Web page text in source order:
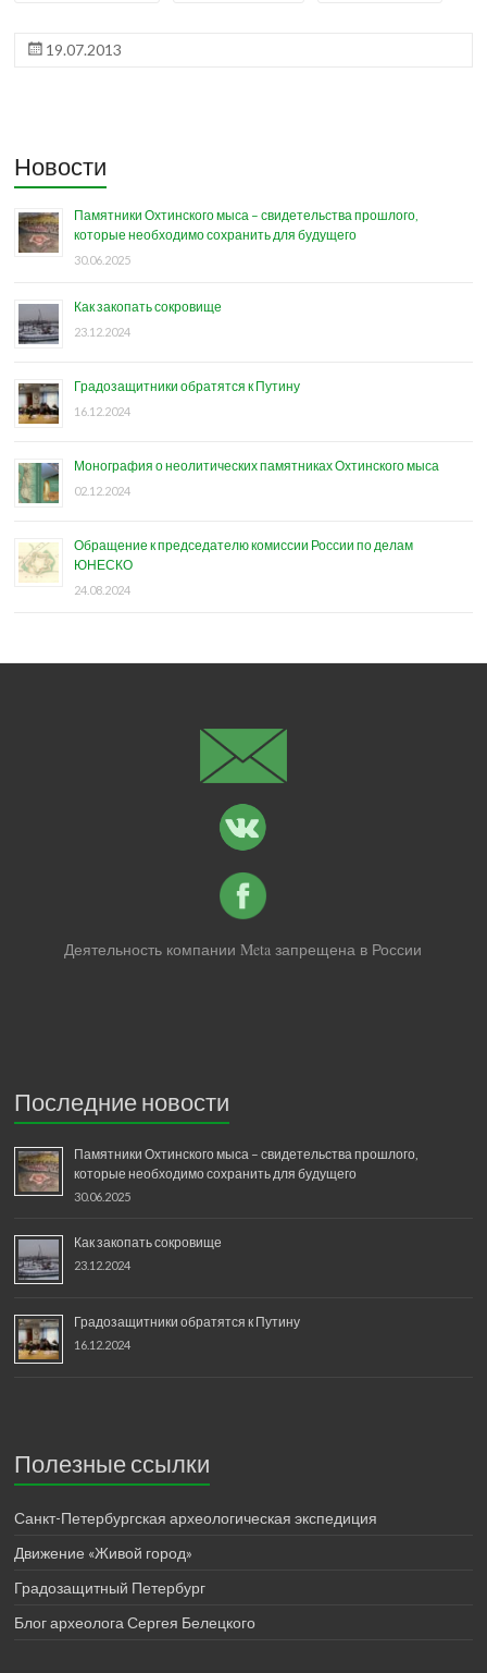
19.07.2013
Новости
Памятники Охтинского мыса – свидетельства прошлого,
которые необходимо сохранить для будущего
30.06.2025
Как закопать сокровище
23.12.2024
Градозащитники обратятся к Путину
16.12.2024
Монография о неолитических памятниках Охтинского мыса
02.12.2024
Обращение к председателю комиссии России по делам
ЮНЕСКО
24.08.2024
Деятельность компании Meta запрещена в России
Последние новости
Памятники Охтинского мыса – свидетельства прошлого,
которые необходимо сохранить для будущего
30.06.2025
Как закопать сокровище
23.12.2024
Градозащитники обратятся к Путину
16.12.2024
Полезные ссылки
Санкт-Петербургская археологическая экспедиция
Движение «Живой город»
Градозащитный Петербург
Блог археолога Сергея Белецкого